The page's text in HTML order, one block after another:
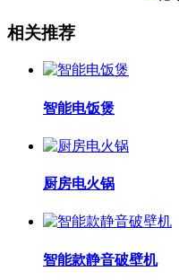
相关推荐
智能电饭煲
厨房电火锅
智能款静音破壁机